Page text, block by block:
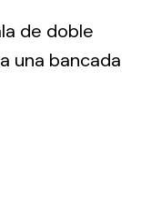
de doble
una bancada